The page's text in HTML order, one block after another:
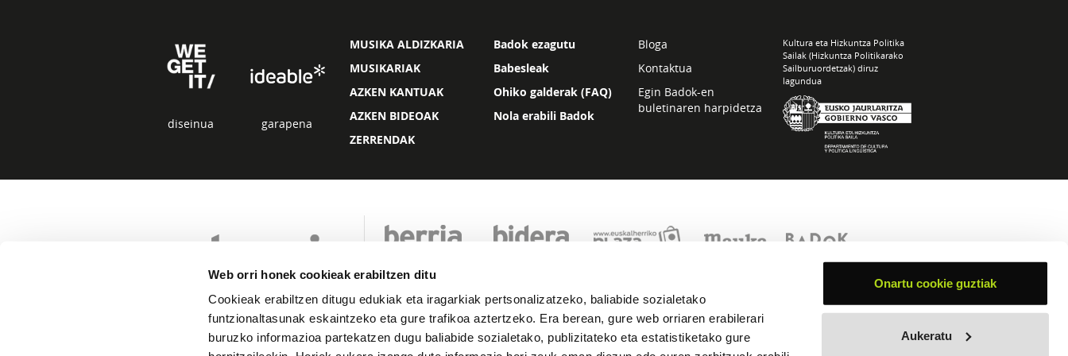
Web orri honek cookieak erabiltzen ditu
Cookieak erabiltzen ditugu edukiak eta iragarkiak pertsonalizatzeko, baliabide sozialetako
funtzionaltasunak eskaintzeko eta gure trafikoa aztertzeko. Era berean, gure web orriaren erabilerari
buruzko informazioa partekatzen dugu baliabide sozialetako, publizitateko eta estatistiketako gure
Onartu cookie guztiak
Aukeratu
diseinua garapena
MUSIKA ALDIZKARIA
MUSIKARIAK
AZKEN KANTUAK
AZKEN BIDEOAK
ZERRENDAK
Badok ezagutu
Babesleak
Ohiko galderak (FAQ)
Nola erabili Badok
Bloga
Kontaktua
Egin Badok-en
buletinaren harpidetza
Kultura eta Hizkuntza Politika
Sailak (Hizkuntza Politikarako
Sailburuordetzak) diruz
lagundua